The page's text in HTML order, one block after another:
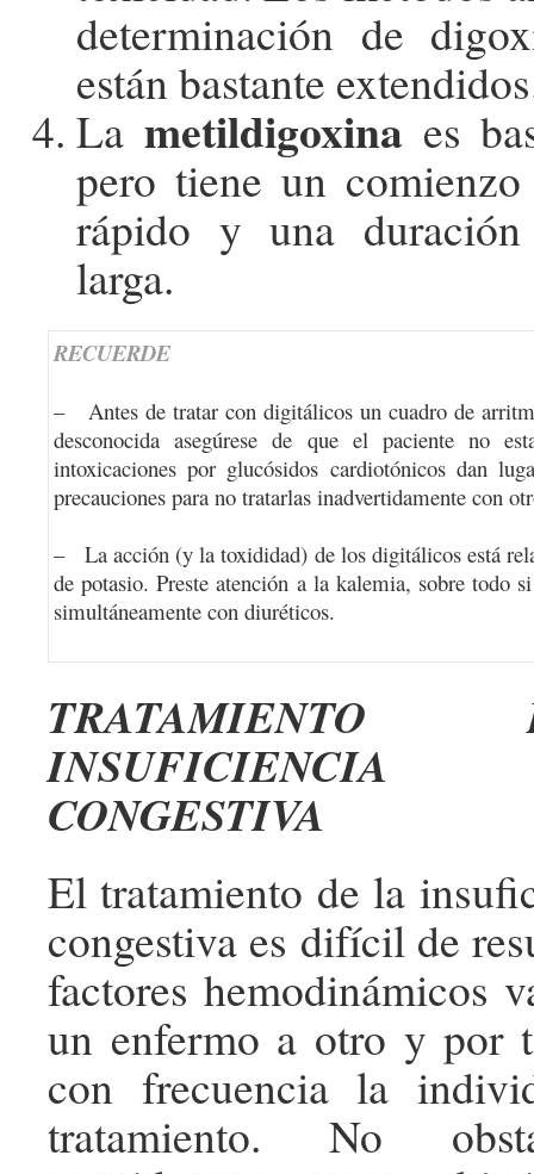
determinación de
están bastante
La metildigoxina es
pero tiene un
rápido y una
larga.
RECUERDE
– Antes de tratar con digitálicos un cuadro de
desconocida asegúrese de que el paciente no
intoxicaciones por glucósidos cardiotónicos dan
precauciones para no tratarlas inadvertidamente con
– La acción (y la toxididad) de los digitálicos está
de potasio. Preste atención a la kalemia, sobre todo
simultáneamente con diuréticos.
INSUFICIENCIA
CONGESTIVA
El tratamiento de la
congestiva es difícil de
factores hemodinámicos
un enfermo a otro y por
con frecuencia la
tratamiento. No